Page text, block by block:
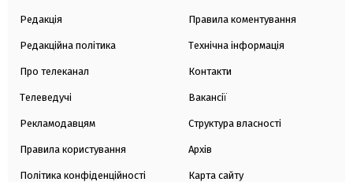
Редакція
Редакційна політика
Про телеканал
Телеведучі
Рекламодавцям
Правила користування
Політика конфіденційності
Правила коментування
Технічна інформація
Контакти
Вакансії
Структура власності
Архів
Карта сайту